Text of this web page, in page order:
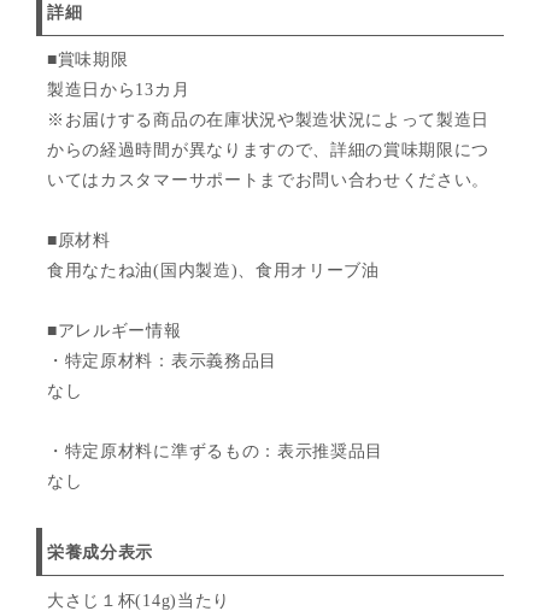
詳細
■賞味期限
製造日から13カ月
※お届けする商品の在庫状況や製造状況によって製造日
からの経過時間が異なりますので、詳細の賞味期限につ
いてはカスタマーサポートまでお問い合わせください。
■原材料
食用なたね油(国内製造)、食用オリーブ油
■アレルギー情報
・特定原材料：表示義務品目
なし
・特定原材料に準ずるもの：表示推奨品目
なし
栄養成分表示
大さじ１杯(14g)当たり